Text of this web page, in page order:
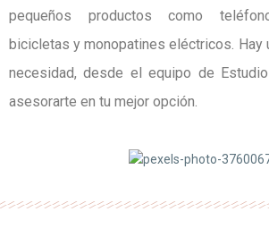
pequeños productos como
bicicletas y monopatines eléctricos. Hay
necesidad, desde el equipo de
asesorarte en tu mejor opción.